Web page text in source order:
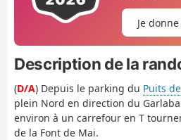
Je
Description de la
(D/A) Depuis le parking du Puits
plein Nord en direction du
environ à un carrefour en T
de la Font de Mai.